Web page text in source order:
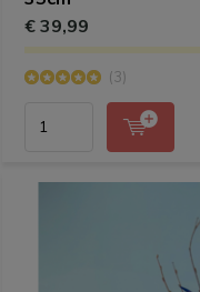
€ 39,99
(3)